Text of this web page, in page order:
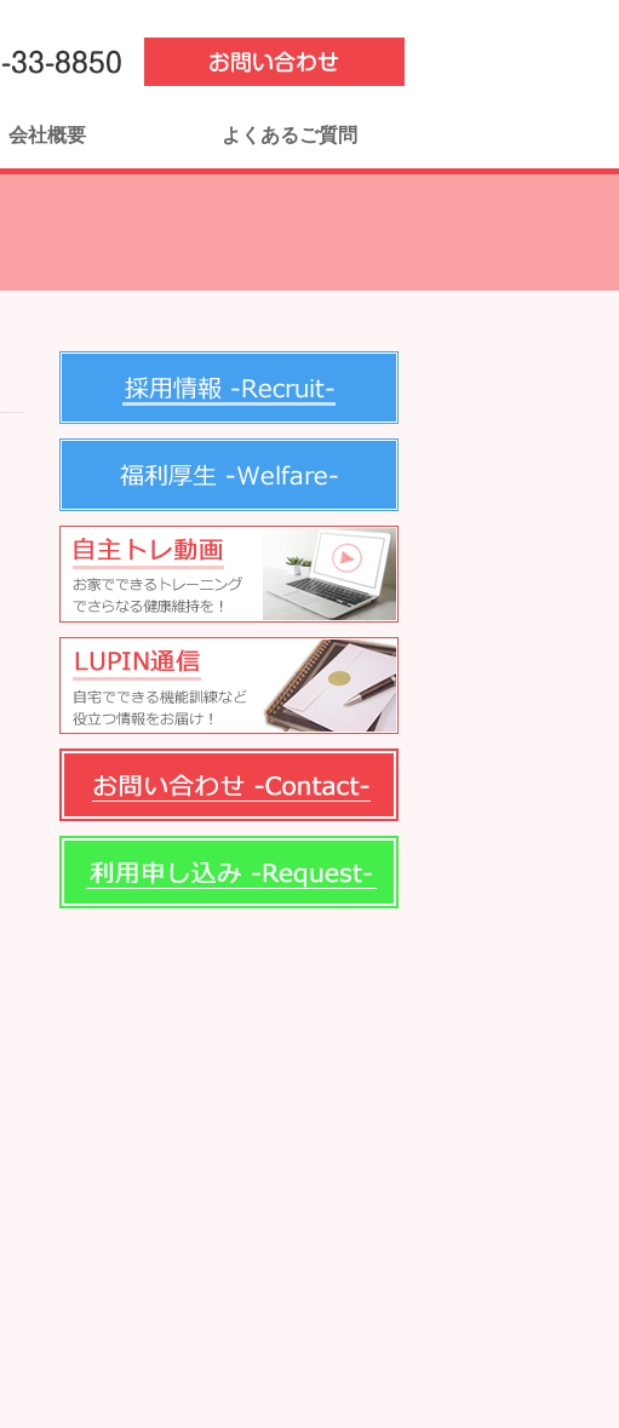
会社概要 よくあるご質問